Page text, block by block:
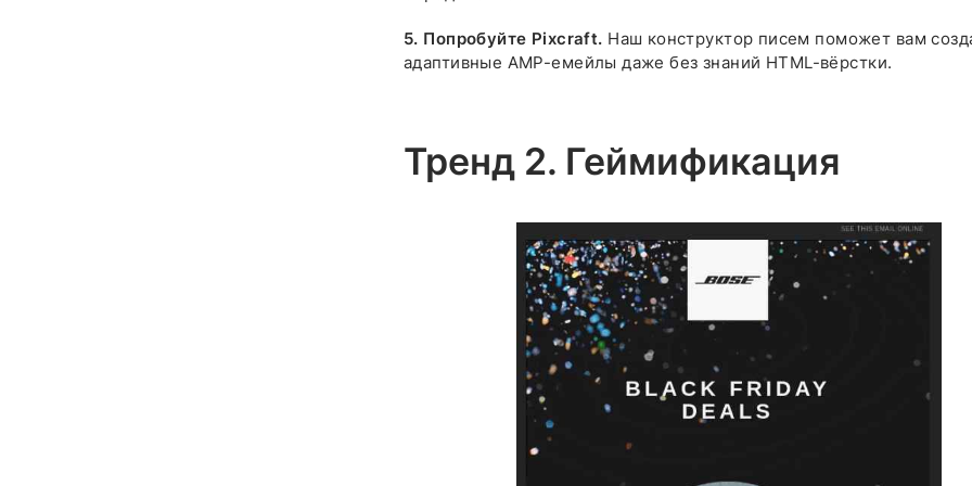
5. Попробуйте Pixcraft. Наш конструктор писем поможет вам
адаптивные AMP-емейлы даже без знаний HTML-вёрстки.
Тренд 2. Геймификация